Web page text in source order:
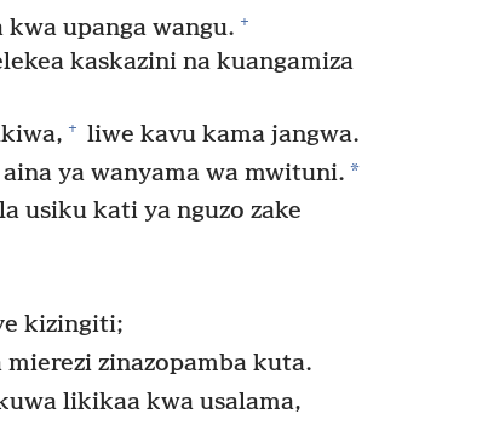
upanga wangu. +
kaskazini na kuangamiza
+ liwe kavu kama jangwa.
ya wanyama wa mwituni. *
usiku kati ya nguzo zake
kizingiti;
zinazopamba kuta.
likikaa kwa usalama,